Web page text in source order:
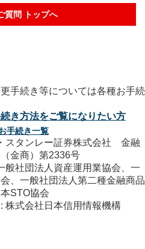
質問 トップへ
き方法をご覧になりたい方
手続き一覧
スタンレー証券株式会社 金融
金商）第2336号
般社団法人資産運用業協会、一
、一般社団法人第二種金融商品
STO協会
株式会社日本信用情報機構